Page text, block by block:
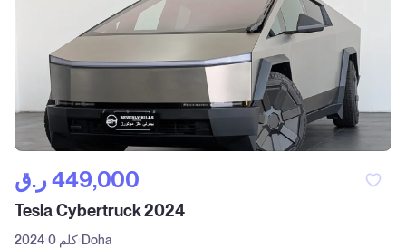
ر.ق‎ 449,000
Tesla Cybertruck 2024
2024 0 كلم Doha